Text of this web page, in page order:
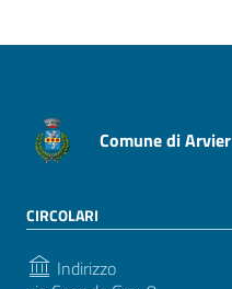
Comune di Arvier
CIRCOLARI
Indirizzo